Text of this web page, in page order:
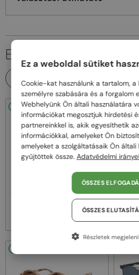
EZ IS ÉRDEKELHET
48/72
Napszemüvegek
JC4012 - 300613 - 60
Jimmy
ABBIE/
52
Ez a weboldal sütiket
Cookie-kat használunk a tartalom, a
személyre szabására és a forgalom
Webhelyünk Ön általi használatára
információkat megosztjuk hirdetési
partnereinkkel is, akik egyesíthetik
információkkal, amelyeket Ön
amelyeket a szolgáltatásaik Ön általi
gyűjtöttek össze. Adatvédelmi
ÖSSZES
ÖSSZES
Részletek